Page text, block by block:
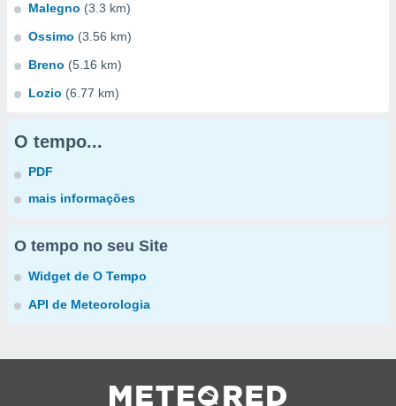
Malegno (3.3 km)
Ossimo (3.56 km)
Breno (5.16 km)
Lozio (6.77 km)
O tempo...
PDF
mais informações
O tempo no seu Site
Widget de O Tempo
API de Meteorologia